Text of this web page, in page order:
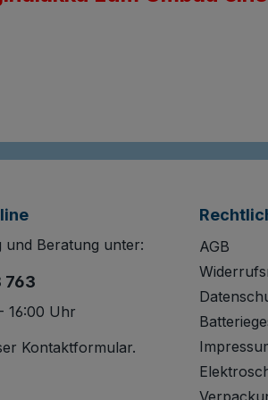
und Beratung unter:
763
16:00 Uhr
Kontaktformular.
AGB